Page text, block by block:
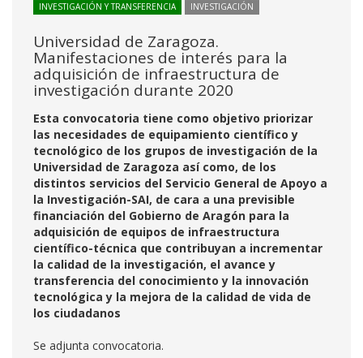
INVESTIGACIÓN Y TRANSFERENCIA INVESTIGACIÓN
Universidad de Zaragoza.
Manifestaciones de interés para la
adquisición de infraestructura de
investigación durante 2020
Esta convocatoria tiene como objetivo priorizar
las necesidades de equipamiento científico y
tecnológico de los grupos de investigación de la
Universidad de Zaragoza así como, de los
distintos servicios del Servicio General de Apoyo a
la Investigación-SAI, de cara a una previsible
financiación del Gobierno de Aragón para la
adquisición de equipos de infraestructura
científico-técnica que contribuyan a incrementar
la calidad de la investigación, el avance y
transferencia del conocimiento y la innovación
tecnológica y la mejora de la calidad de vida de
los ciudadanos
Se adjunta convocatoria.